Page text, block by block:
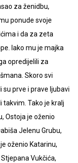
za ženidbu,
ponude svoje
i da za zeta
Iako mu je majka
opredijelili za
Skoro svi
prve i prave ljubavi
takvim. Tako je kralj
Ostoja je oženio
Jelenu Grubu,
oženio Katarinu,
Vukčića,